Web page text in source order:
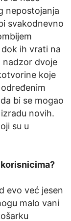
nepostojanja
svakodnevno
ih vrati na
nadzor dvoje
koje
bi se mogao
novih.
su u
evo već jesen
malo vani